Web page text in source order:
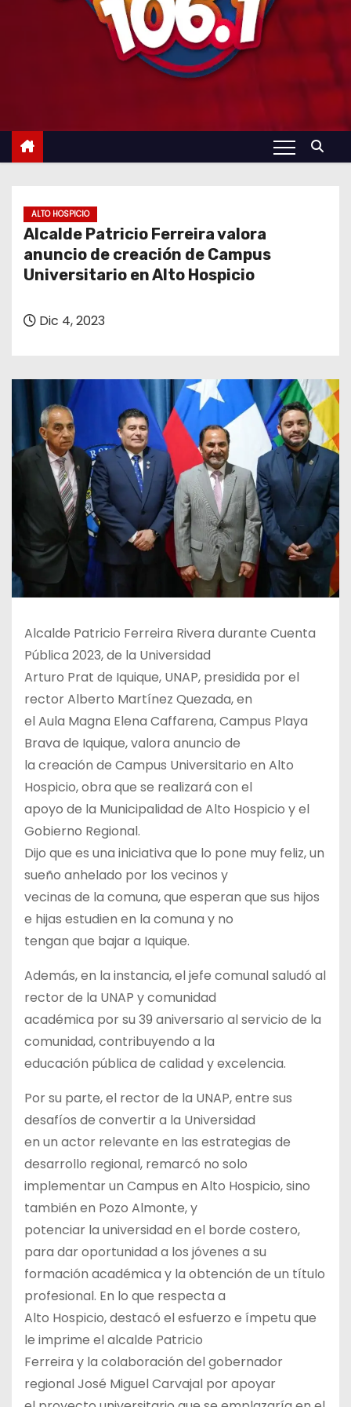
ALTO HOSPICIO
Alcalde Patricio Ferreira valora
anuncio de creación de Campus
Universitario en Alto Hospicio
Dic 4, 2023
Alcalde Patricio Ferreira Rivera durante Cuenta
Pública 2023, de la Universidad
Arturo Prat de Iquique, UNAP, presidida por el
rector Alberto Martínez Quezada, en
el Aula Magna Elena Caffarena, Campus Playa
Brava de Iquique, valora anuncio de
la creación de Campus Universitario en Alto
Hospicio, obra que se realizará con el
apoyo de la Municipalidad de Alto Hospicio y el
Gobierno Regional.
Dijo que es una iniciativa que lo pone muy feliz, un
sueño anhelado por los vecinos y
vecinas de la comuna, que esperan que sus hijos
e hijas estudien en la comuna y no
tengan que bajar a Iquique.
Además, en la instancia, el jefe comunal saludó al
rector de la UNAP y comunidad
académica por su 39 aniversario al servicio de la
comunidad, contribuyendo a la
educación pública de calidad y excelencia.
Por su parte, el rector de la UNAP, entre sus
desafíos de convertir a la Universidad
en un actor relevante en las estrategias de
desarrollo regional, remarcó no solo
implementar un Campus en Alto Hospicio, sino
también en Pozo Almonte, y
potenciar la universidad en el borde costero,
para dar oportunidad a los jóvenes a su
formación académica y la obtención de un título
profesional. En lo que respecta a
Alto Hospicio, destacó el esfuerzo e ímpetu que
le imprime el alcalde Patricio
Ferreira y la colaboración del gobernador
regional José Miguel Carvajal por apoyar